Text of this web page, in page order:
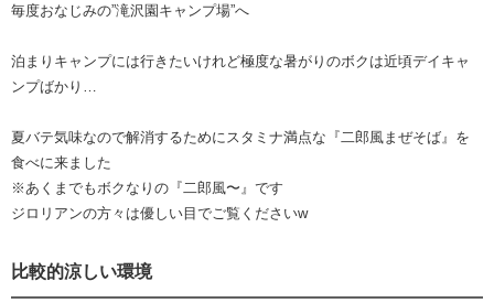
毎度おなじみの”滝沢園キャンプ場”へ
泊まりキャンプには行きたいけれど極度な暑がりのボクは近頃デイキャ
ンプばかり…
夏バテ気味なので解消するためにスタミナ満点な『二郎風まぜそば』を
食べに来ました
※あくまでもボクなりの『二郎風〜』です
ジロリアンの方々は優しい目でご覧くださいw
比較的涼しい環境